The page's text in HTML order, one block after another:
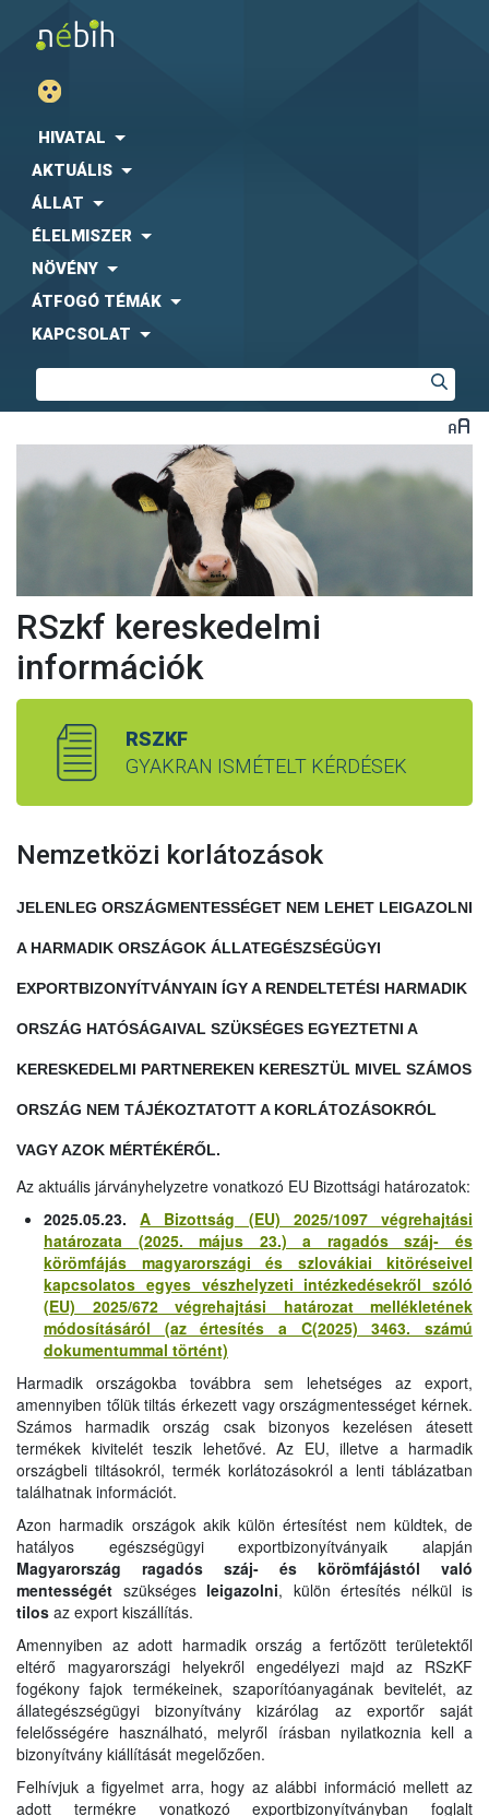
HIVATAL
AKTUÁLIS
ÁLLAT
ÉLELMISZER
NÖVÉNY
ÁTFOGÓ TÉMÁK
KAPCSOLAT
RSzkf kereskedelmi
információk
RSZKF
GYAKRAN ISMÉTELT KÉRDÉSEK
Nemzetközi korlátozások
JELENLEG ORSZÁGMENTESSÉGET NEM LEHET LEIGAZOLNI
A HARMADIK ORSZÁGOK ÁLLATEGÉSZSÉGÜGYI
EXPORTBIZONYÍTVÁNYAIN ÍGY A RENDELTETÉSI HARMADIK
ORSZÁG HATÓSÁGAIVAL SZÜKSÉGES EGYEZTETNI A
KERESKEDELMI PARTNEREKEN KERESZTÜL MIVEL SZÁMOS
ORSZÁG NEM TÁJÉKOZTATOTT A KORLÁTOZÁSOKRÓL
VAGY AZOK MÉRTÉKÉRŐL.
Az aktuális járványhelyzetre vonatkozó EU Bizottsági határozatok:
2025.05.23.A Bizottság (EU) 2025/1097 végrehajtási
határozata (2025. május 23.) a ragadós száj- és
körömfájás magyarországi és szlovákiai kitöréseivel
kapcsolatos egyes vészhelyzeti intézkedésekről szóló
(EU) 2025/672 végrehajtási határozat mellékletének
módosításáról (az értesítés a C(2025) 3463. számú
dokumentummal történt)
Harmadik országokba továbbra sem lehetséges az export,
amennyiben tőlük tiltás érkezett vagy országmentességet kérnek.
Számos harmadik ország csak bizonyos kezelésen átesett
termékek kivitelét teszik lehetővé. Az EU, illetve a harmadik
országbeli tiltásokról, termék korlátozásokról a lenti táblázatban
találhatnak információt.
Azon harmadik országok akik külön értesítést nem küldtek, de
hatályos egészségügyi exportbizonyítványaik alapján
Magyarország ragadós száj- és körömfájástól való
mentességét szükségesleigazolni, külön értesítés nélkül is
tilos az export kiszállítás.
Amennyiben az adott harmadik ország a fertőzött területektől
eltérő magyarországi helyekről engedélyezi majd az RSzKF
fogékony fajok termékeinek, szaporítóanyagának bevitelét, az
állategészségügyi bizonyítvány kizárólag az exportőr saját
felelősségére használható, melyről írásban nyilatkoznia kell a
bizonyítvány kiállítását megelőzően.
Felhívjuk a figyelmet arra, hogy az alábbi információ mellett az
adott termékre vonatkozó exportbizonyítványban foglalt